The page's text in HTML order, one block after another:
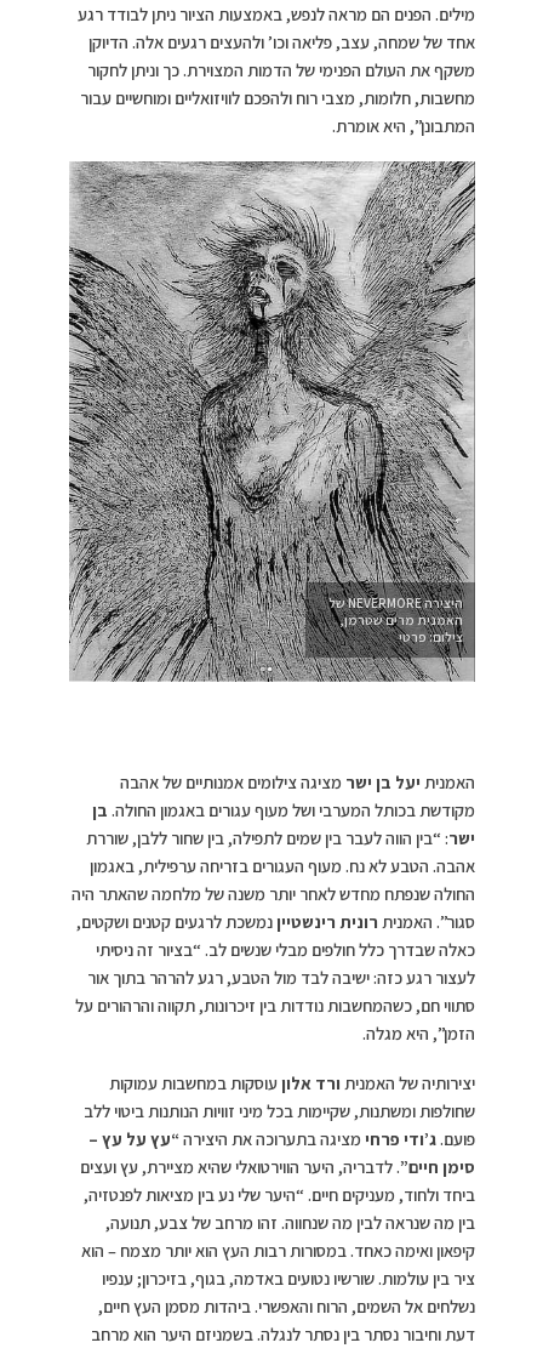
מילים. הפנים הם מראה לנפש, באמצעות הציור ניתן לבודד רגע
אחד של שמחה, עצב, פליאה וכו’ ולהעצים רגעים אלה. הדיוקן
משקף את העולם הפנימי של הדמות המצוירת. כך וניתן לחקור
מחשבות, חלומות, מצבי רוח ולהפכם לוויזואליים ומוחשיים עבור
המתבונן”, היא אומרת.
היצירה NEVERMORE של
האמנית מרים שטרמן,
צילום: פרטי
האמנית יעל בן ישר מציגה צילומים אמנותיים של אהבה
מקודשת בכותל המערבי ושל מעוף עגורים באגמון החולה. בן
ישר: “בין הווה לעבר בין שמים לתפילה, בין שחור ללבן, שוררת
אהבה. הטבע לא נח. מעוף העגורים בזריחה ערפילית, באגמון
החולה שנפתח מחדש לאחר יותר משנה של מלחמה שהאתר היה
סגור”. האמנית רונית רינשטיין נמשכת לרגעים קטנים ושקטים,
כאלה שבדרך כלל חולפים מבלי שנשים לב. “בציור זה ניסיתי
לעצור רגע כזה: ישיבה לבד מול הטבע, רגע להרהר בתוך אור
סתווי חם, כשהמחשבות נודדות בין זיכרונות, תקווה והרהורים על
הזמן”, היא מגלה.
יצירותיה של האמנית ורד אלון עוסקות במחשבות עמוקות
שחולפות ומשתנות, שקיימות בכל מיני זוויות הנותנות ביטוי ללב
פועם.ג’ודי פרחי מציגה בתערוכה את היצירה“עץ על עץ –
סימן חיים”. לדבריה, היער הווירטואלי שהיא מציירת, עץ ועצים
ביחד ולחוד, מעניקים חיים. “היער שלי נע בין מציאות לפנטזיה,
בין מה שנראה לבין מה שנחווה. זהו מרחב של צבע, תנועה,
קיפאון ואימה כאחד. במסורות רבות העץ הוא יותר מצמח – הוא
ציר בין עולמות. שורשיו נטועים באדמה, בגוף, בזיכרון; ענפיו
נשלחים אל השמים, הרוח והאפשרי. ביהדות מסמן העץ חיים,
דעת וחיבור נסתר בין נסתר לנגלה. בשמניזם היער הוא מרחב